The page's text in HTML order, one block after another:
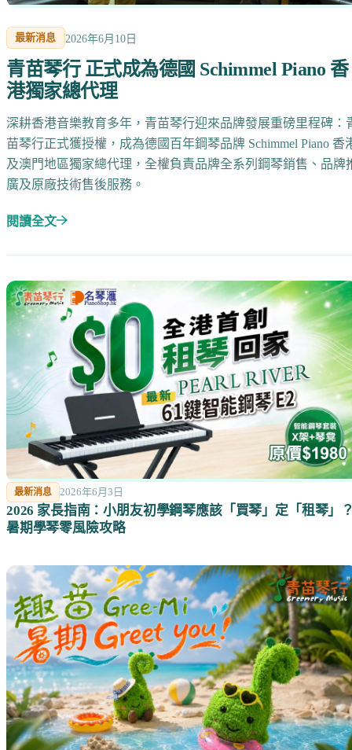
最新消息 2026年6月10日
青苗琴行 正式成為德國 Schimmel Piano 香
港獨家總代理
深耕香港音樂教育多年，青苗琴行迎來品牌發展重磅里程碑：
苗琴行正式獲授權，成為德國百年鋼琴品牌 Schimmel Piano 香
及澳門地區獨家總代理，全權負責品牌全系列鋼琴銷售、品牌
廣及原廠技術售後服務。
閱讀全文
最新消息 2026年6月3日
2026 家長指南：小朋友初學鋼琴應該「買琴」定「租琴」
暑期學琴零風險攻略